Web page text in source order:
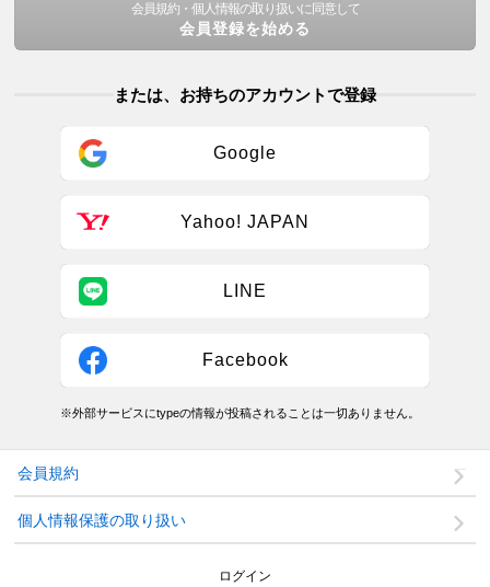
会員規約・個人情報の取り扱いに同意して
会員登録を始める
または、お持ちのアカウントで登録
Google
Yahoo! JAPAN
LINE
Facebook
※外部サービスにtypeの情報が投稿されることは一切ありません。
会員規約
個人情報保護の取り扱い
ログイン